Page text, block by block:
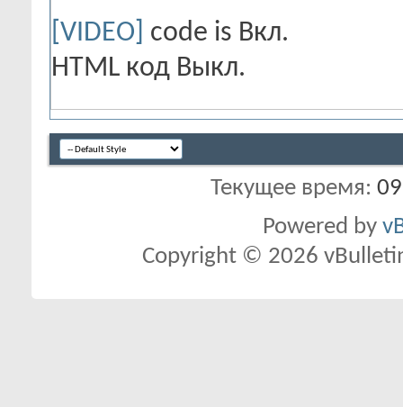
[VIDEO] code is Вкл.
HTML код Выкл.
Текущее время:
Powered by
Copyright © 2026